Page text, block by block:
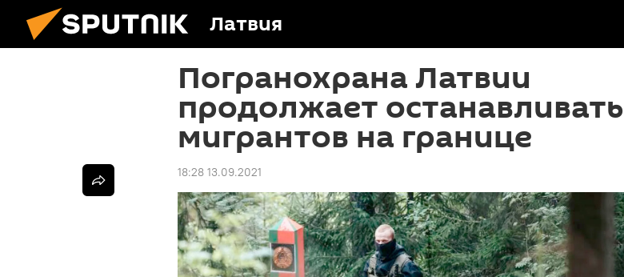
Латвия
Погранохрана Латвии
продолжает останавливать
мигрантов на границе
18:28 13.09.2021